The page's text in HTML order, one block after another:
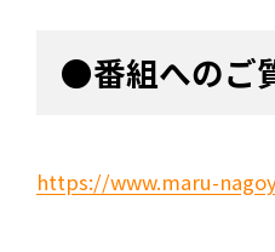
●番組へのご
https://www.maru-